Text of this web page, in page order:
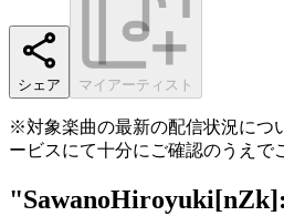
シェア マイアーティスト
※対象楽曲の最新の配信状況につ
ービスにて十分にご確認のうえで